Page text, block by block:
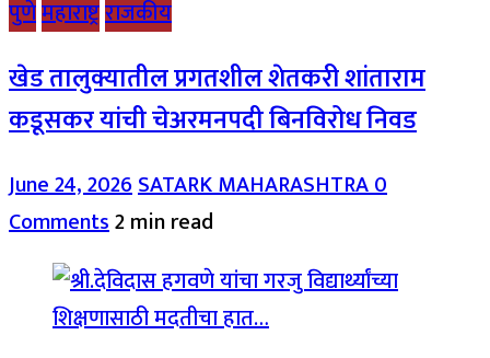
पुणेमहाराष्ट्रराजकीय
खेड तालुक्यातील प्रगतशील शेतकरी शांताराम
कडूसकर यांची चेअरमनपदी बिनविरोध निवड
June 24, 2026SATARK MAHARASHTRA0
Comments2 min read